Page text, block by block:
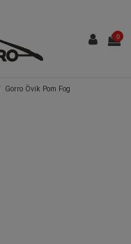
0
Gorro Övik Pom Fog